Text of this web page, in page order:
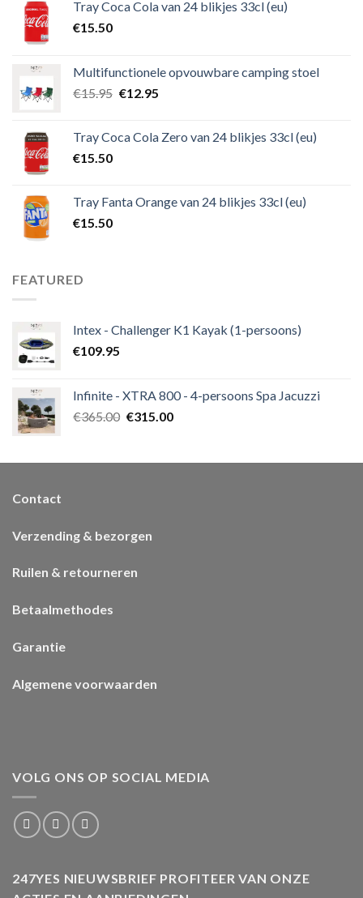
Tray Coca Cola van 24 blikjes 33cl (eu)
€15.50
Multifunctionele opvouwbare camping stoel
€15.95 €12.95
Tray Coca Cola Zero van 24 blikjes 33cl (eu)
€15.50
Tray Fanta Orange van 24 blikjes 33cl (eu)
€15.50
FEATURED
Intex - Challenger K1 Kayak (1-persoons)
€109.95
Infinite - XTRA 800 - 4-persoons Spa Jacuzzi
€365.00 €315.00
Contact
Verzending & bezorgen
Ruilen & retourneren
Betaalmethodes
Garantie
Algemene voorwaarden
VOLG ONS OP SOCIAL MEDIA
247YES NIEUWSBRIEF PROFITEER VAN ONZE